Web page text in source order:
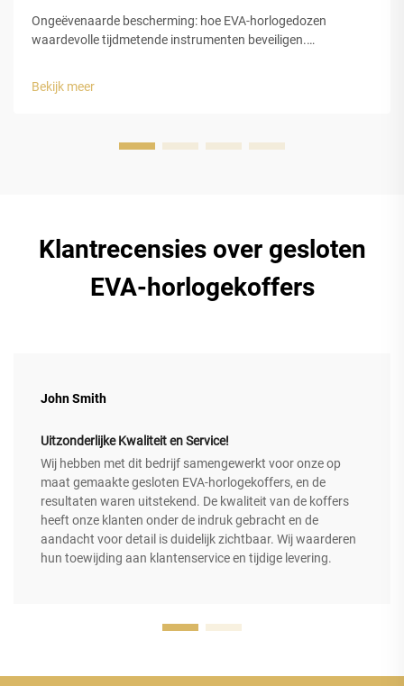
Ongeëvenaarde bescherming: hoe EVA-horlogedozen
waardevolle tijdmetende instrumenten beveiligen.
EVA-schuim. De gesloten-celstructuur van
ethyleenvinylacetaat (EVA)-schuim biedt luxe horlogedozen
Bekijk meer
Klantrecensies over gesloten
EVA-horlogekoffers
John Smith
Uitzonderlijke Kwaliteit en Service!
Wij hebben met dit bedrijf samengewerkt voor onze op
maat gemaakte gesloten EVA-horlogekoffers, en de
resultaten waren uitstekend. De kwaliteit van de koffers
heeft onze klanten onder de indruk gebracht en de
aandacht voor detail is duidelijk zichtbaar. Wij waarderen
hun toewijding aan klantenservice en tijdige levering.